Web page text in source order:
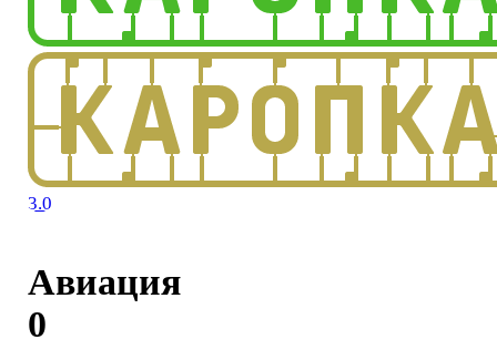
3.0
Авиация
0